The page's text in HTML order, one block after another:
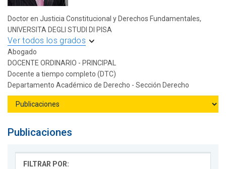
Doctor en Justicia Constitucional y Derechos Fundamentales,
UNIVERSITA DEGLI STUDI DI PISA
Ver todos los grados
Abogado
DOCENTE ORDINARIO - PRINCIPAL
Docente a tiempo completo (DTC)
Departamento Académico de Derecho - Sección Derecho
Publicaciones
FILTRAR POR: